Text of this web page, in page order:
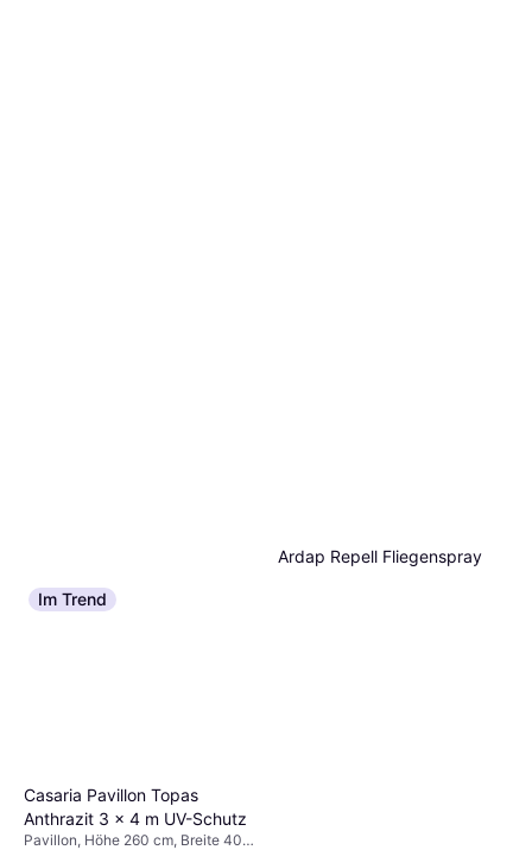
Ardap Repell Fliegenspray
Im Trend
Casaria Pavillon Topas
Anthrazit 3 x 4 m UV-Schutz
Pavillon, Höhe 260 cm, Breite 400